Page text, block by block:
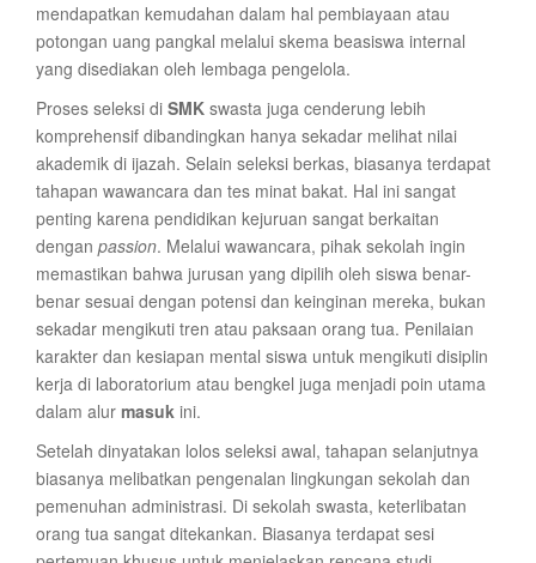
mendapatkan kemudahan dalam hal pembiayaan atau
potongan uang pangkal melalui skema beasiswa internal
yang disediakan oleh lembaga pengelola.
Proses seleksi di SMK swasta juga cenderung lebih
komprehensif dibandingkan hanya sekadar melihat nilai
akademik di ijazah. Selain seleksi berkas, biasanya terdapat
tahapan wawancara dan tes minat bakat. Hal ini sangat
penting karena pendidikan kejuruan sangat berkaitan
dengan passion. Melalui wawancara, pihak sekolah ingin
memastikan bahwa jurusan yang dipilih oleh siswa benar-
benar sesuai dengan potensi dan keinginan mereka, bukan
sekadar mengikuti tren atau paksaan orang tua. Penilaian
karakter dan kesiapan mental siswa untuk mengikuti disiplin
kerja di laboratorium atau bengkel juga menjadi poin utama
dalam alur masuk ini.
Setelah dinyatakan lolos seleksi awal, tahapan selanjutnya
biasanya melibatkan pengenalan lingkungan sekolah dan
pemenuhan administrasi. Di sekolah swasta, keterlibatan
orang tua sangat ditekankan. Biasanya terdapat sesi